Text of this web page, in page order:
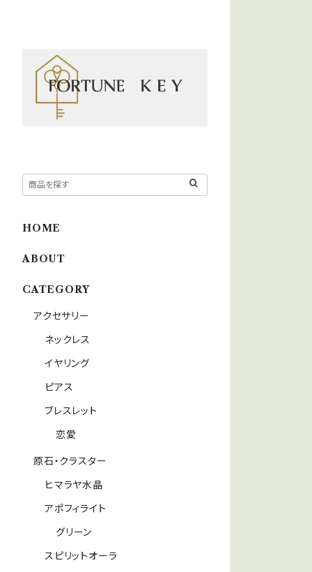
HOME
ABOUT
CATEGORY
アクセサリー
ネックレス
イヤリング
ピアス
ブレスレット
恋愛
原石・クラスター
ヒマラヤ水晶
アポフィライト
グリーン
スピリットオーラ